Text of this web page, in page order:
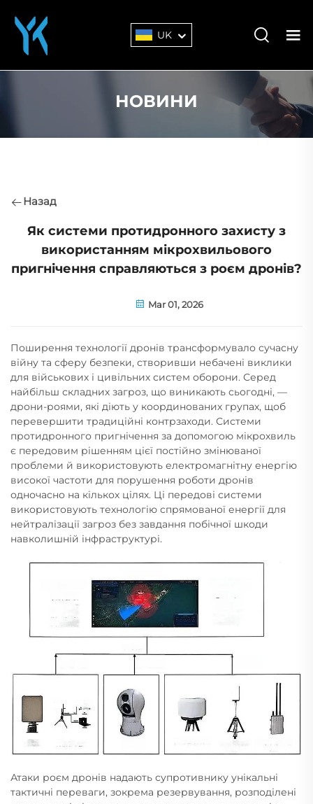
UK
НОВИНИ
Назад
Як системи протидронного захисту з
використанням мікрохвильового
пригнічення справляються з роєм дронів?
Mar 01, 2026
Поширення технології дронів трансформувало сучасну
війну та сферу безпеки, створивши небачені виклики
для військових і цивільних систем оборони. Серед
найбільш складних загроз, що виникають сьогодні, —
дрони-роями, які діють у координованих групах, щоб
перевершити традиційні контрзаходи. Системи
протидронного пригнічення за допомогою мікрохвиль
є передовим рішенням цієї постійно змінюваної
проблеми й використовують електромагнітну енергію
високої частоти для порушення роботи дронів
одночасно на кількох цілях. Ці передові системи
використовують технологію спрямованої енергії для
нейтралізації загроз без завдання побічної шкоди
навколишній інфраструктурі.
Атаки роєм дронів надають супротивнику унікальні
тактичні переваги, зокрема резервування, розподілені